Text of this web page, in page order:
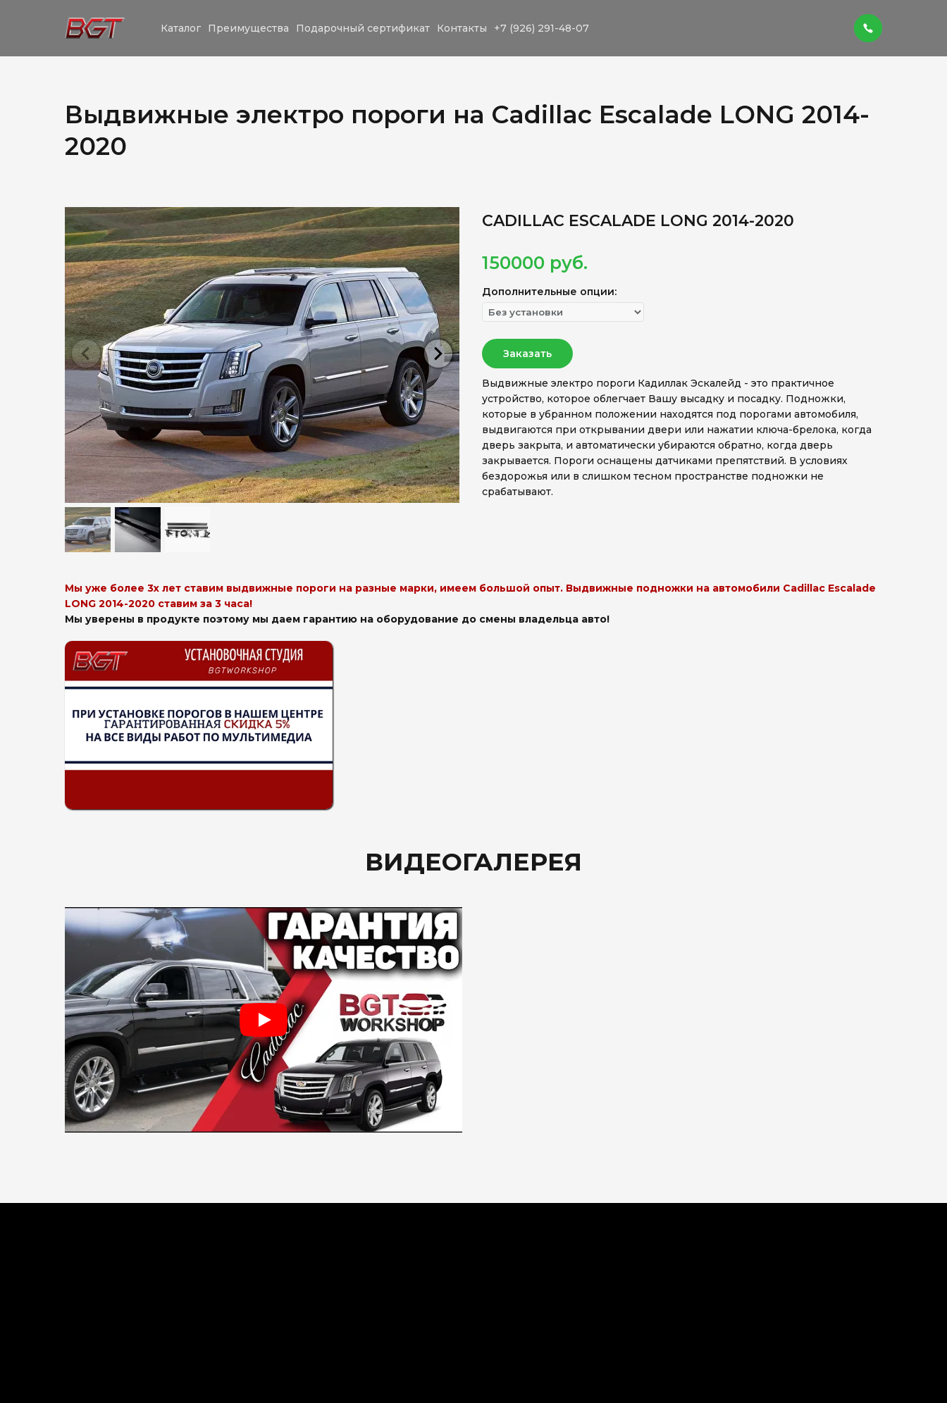
Каталог Преимущества Подарочный сертификат Контакты +7 (926) 291-48-07
Выдвижные электро пороги на Cadillac Escalade LONG 2014-
2020
CADILLAC ESCALADE LONG 2014-2020
150000 руб.
Дополнительные опции:
Заказать
Выдвижные электро пороги Кадиллак Эскалейд - это практичное
устройство, которое облегчает Вашу высадку и посадку. Подножки,
которые в убранном положении находятся под порогами автомобиля,
выдвигаются при открывании двери или нажатии ключа-брелока, когда
дверь закрыта, и автоматически убираются обратно, когда дверь
закрывается. Пороги оснащены датчиками препятствий. В условиях
бездорожья или в слишком тесном пространстве подножки не
срабатывают.
Мы уже более 3х лет ставим выдвижные пороги на разные марки, имеем большой опыт. Выдвижные подножки на автомобили Cadillac Escalade
LONG 2014-2020 ставим за 3 часа!
Мы уверены в продукте поэтому мы даем гарантию на оборудование до смены владельца авто!
ВИДЕОГАЛЕРЕЯ